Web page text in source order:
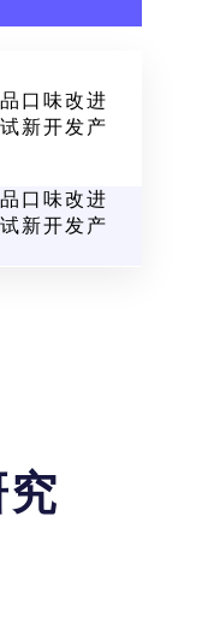
口味改进
新开发产
口味改进
新开发产